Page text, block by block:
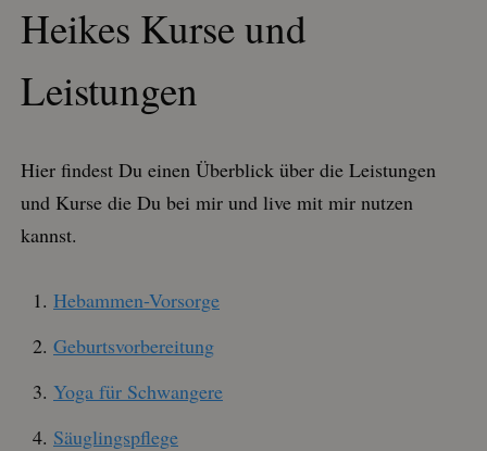
Heikes Kurse und
Leistungen
Hier findest Du einen Überblick über die Leistungen
und Kurse die Du bei mir und live mit mir nutzen
kannst.
Hebammen-Vorsorge
Geburtsvorbereitung
Yoga für Schwangere
Säuglingspflege